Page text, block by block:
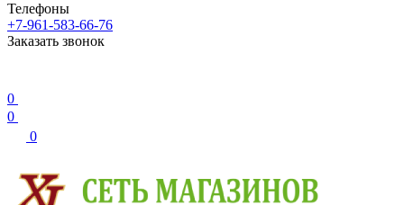
Телефоны
+7-961-583-66-76
Заказать звонок
0
0
0